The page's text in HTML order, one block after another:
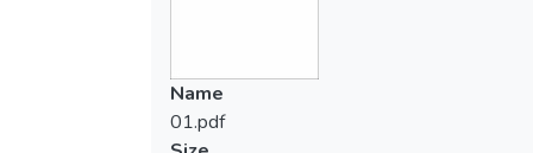
Name
01.pdf